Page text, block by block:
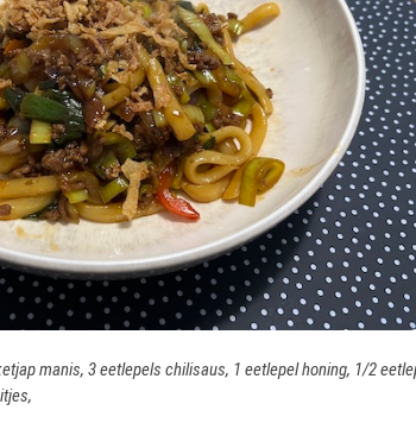
manis, 3 eetlepels chilisaus, 1 eetlepel honing, 1/2